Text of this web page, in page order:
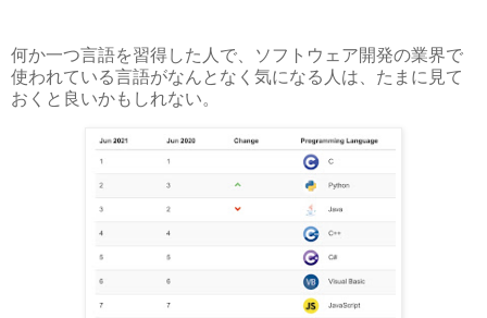
何か一つ言語を習得した人で、ソフトウェア開発の業界で
使われている言語がなんとなく気になる人は、たまに見て
おくと良いかもしれない。